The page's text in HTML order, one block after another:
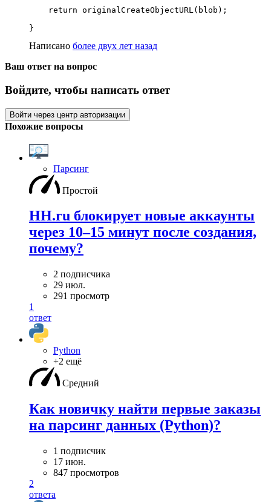
    return originalCreateObjectURL(blob);
}
Написано более двух лет назад
Ваш ответ на вопрос
Войдите, чтобы написать ответ
Войти через центр авторизации
Похожие вопросы
Парсинг
Простой
HH.ru блокирует новые аккаунты
через 10–15 минут после создания,
почему?
2 подписчика
29 июл.
291 просмотр
1
ответ
Python
+2 ещё
Средний
Как новичку найти первые заказы
на парсинг данных (Python)?
1 подписчик
17 июн.
847 просмотров
2
ответа